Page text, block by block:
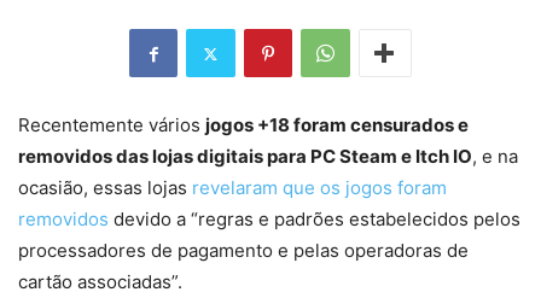
Recentemente vários jogos +18 foram censurados e
removidos das lojas digitais para PC Steam e Itch IO, e na
ocasião, essas lojas revelaram que os jogos foram
removidos devido a “regras e padrões estabelecidos pelos
processadores de pagamento e pelas operadoras de
cartão associadas”.